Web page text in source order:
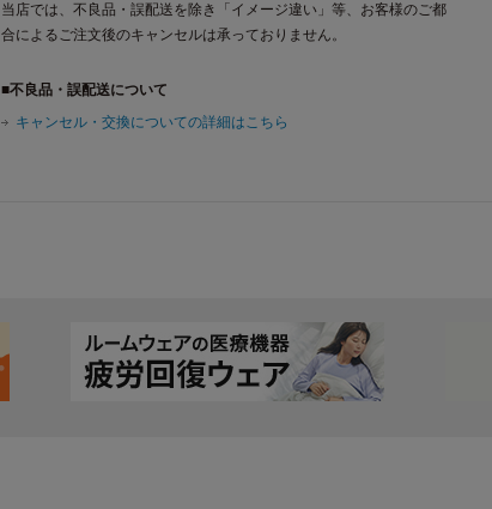
当店では、不良品・誤配送を除き「イメージ違い」等、お客様のご都
合によるご注文後のキャンセルは承っておりません。
■不良品・誤配送について
キャンセル・交換についての詳細はこちら